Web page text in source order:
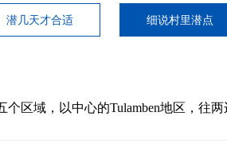
潜几天才合适 细说村里潜点
区域，以中心的Tulamben地区，往两